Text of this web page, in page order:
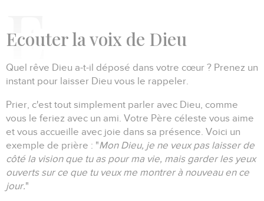
Ecouter la voix de Dieu
Quel rêve Dieu a-t-il déposé dans votre cœur ? Prenez un
instant pour laisser Dieu vous le rappeler.
Prier, c'est tout simplement parler avec Dieu, comme
vous le feriez avec un ami. Votre Père céleste vous aime
et vous accueille avec joie dans sa présence. Voici un
exemple de prière : "Mon Dieu, je ne veux pas laisser de
côté la vision que tu as pour ma vie, mais garder les yeux
ouverts sur ce que tu veux me montrer à nouveau en ce
jour."